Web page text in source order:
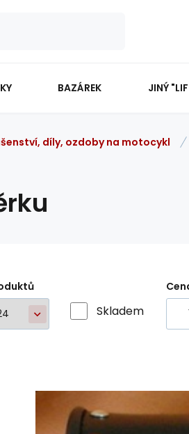
BAZÁREK JINÝ
díly, ozdoby na motocykl
Skladem
Brašny Turinek Kapsa
Kvalitní česká kožená